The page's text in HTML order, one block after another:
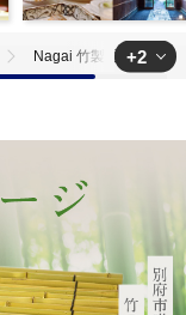
Nagai 竹製縁台ラージ
+2